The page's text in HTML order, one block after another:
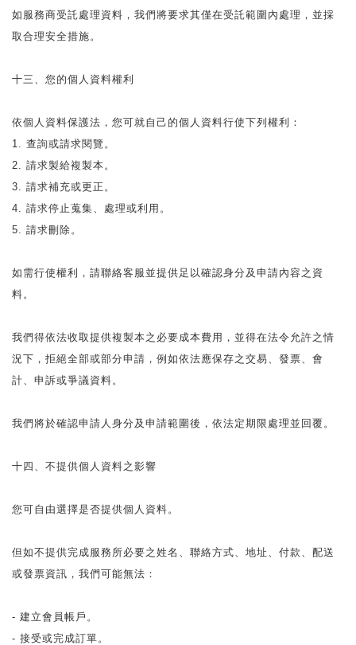
如服務商受託處理資料，我們將要求其僅在受託範圍內處理，並採
取合理安全措施。
十三、您的個人資料權利
依個人資料保護法，您可就自己的個人資料行使下列權利：
1. 查詢或請求閱覽。
2. 請求製給複製本。
3. 請求補充或更正。
4. 請求停止蒐集、處理或利用。
5. 請求刪除。
如需行使權利，請聯絡客服並提供足以確認身分及申請內容之資
料。
我們得依法收取提供複製本之必要成本費用，並得在法令允許之情
況下，拒絕全部或部分申請，例如依法應保存之交易、發票、會
計、申訴或爭議資料。
我們將於確認申請人身分及申請範圍後，依法定期限處理並回覆。
十四、不提供個人資料之影響
您可自由選擇是否提供個人資料。
但如不提供完成服務所必要之姓名、聯絡方式、地址、付款、配送
或發票資訊，我們可能無法：
- 建立會員帳戶。
- 接受或完成訂單。